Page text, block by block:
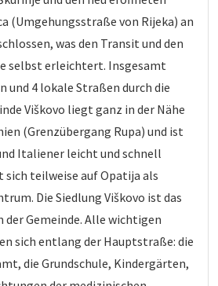
(Umgehungsstraße von Rijeka) an
was den Transit und den
selbst erleichtert. Insgesamt
und 4 lokale Straßen durch die
Viškovo liegt ganz in der Nähe
(Grenzübergang Rupa) und ist
Italiener leicht und schnell
teilweise auf Opatija als
Die Siedlung Viškovo ist das
Gemeinde. Alle wichtigen
sich entlang der Hauptstraße: die
die Grundschule, Kindergärten,